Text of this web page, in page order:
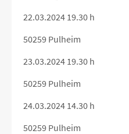
22.03.2024 19.30 h
50259 Pulheim
23.03.2024 19.30 h
50259 Pulheim
24.03.2024 14.30 h
50259 Pulheim